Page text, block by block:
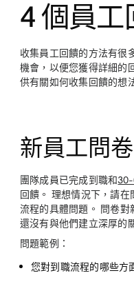
4 個員工
收集員工回饋的方法有很
機會，以便您獲得詳細的
供有關如何收集回饋的想
新員工問卷
團隊成員已完成到職和
回饋。 理想情況下，請
流程的具體問題。 問卷
還沒有與他們建立深厚的
問題範例：
您對到職流程的哪些方